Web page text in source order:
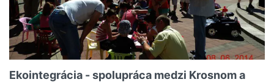
Ekointegrácia - spolupráca medzi Krosnom a